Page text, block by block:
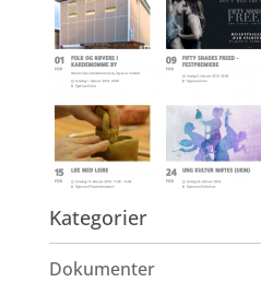
Kategorier
Dokumenter